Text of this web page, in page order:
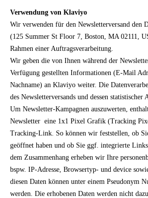
Verwendung von Klaviyo
Wir verwenden für den Newsletterversand den
(125 Summer St Floor 7, Boston, MA 02111,
Rahmen einer Auftragsverarbeitung.
Wir geben die von Ihnen während der
Verfügung gestellten Informationen (E-Mail
Nachname) an Klaviyo weiter. Die
des Newsletterversands und dessen statistischer
Um Newsletter-Kampagnen auszuwerten,
Newsletter eine 1x1 Pixel Grafik (Tracking
Tracking-Link. So können wir feststellen, ob
geöffnet haben und ob Sie ggf. integrierte
dem Zusammenhang erheben wir Ihre
bspw. IP-Adresse, Browsertyp- und device
diesen Daten können unter einem Pseudonym
werden. Die erhobenen Daten werden nicht